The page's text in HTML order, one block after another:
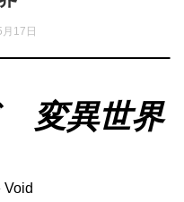
17日
変異世界
Void